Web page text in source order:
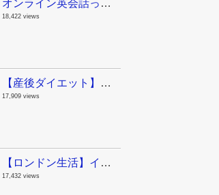
オンライン英会話って実際どうよ？英語が苦手だった私が1年半毎日レアジョブを続けた結果。
18,422 views
【産後ダイエット】ジムに行く時間がないママへ。私が産後に実践した運動と食事。
17,909 views
【ロンドン生活】イギリスの物価ってどんなもん？今日スーパーで買った物。
17,432 views